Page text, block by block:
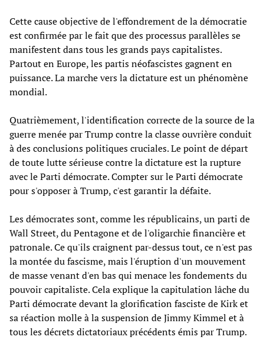
Cette cause objective de l'effondrement de la démocratie
est confirmée par le fait que des processus parallèles se
manifestent dans tous les grands pays capitalistes.
Partout en Europe, les partis néofascistes gagnent en
puissance. La marche vers la dictature est un phénomène
mondial.
Quatrièmement, l'identification correcte de la source de la
guerre menée par Trump contre la classe ouvrière conduit
à des conclusions politiques cruciales. Le point de départ
de toute lutte sérieuse contre la dictature est la rupture
avec le Parti démocrate. Compter sur le Parti démocrate
pour s'opposer à Trump, c'est garantir la défaite.
Les démocrates sont, comme les républicains, un parti de
Wall Street, du Pentagone et de l'oligarchie financière et
patronale. Ce qu'ils craignent par-dessus tout, ce n'est pas
la montée du fascisme, mais l'éruption d'un mouvement
de masse venant d'en bas qui menace les fondements du
pouvoir capitaliste. Cela explique la capitulation lâche du
Parti démocrate devant la glorification fasciste de Kirk et
sa réaction molle à la suspension de Jimmy Kimmel et à
tous les décrets dictatoriaux précédents émis par Trump.